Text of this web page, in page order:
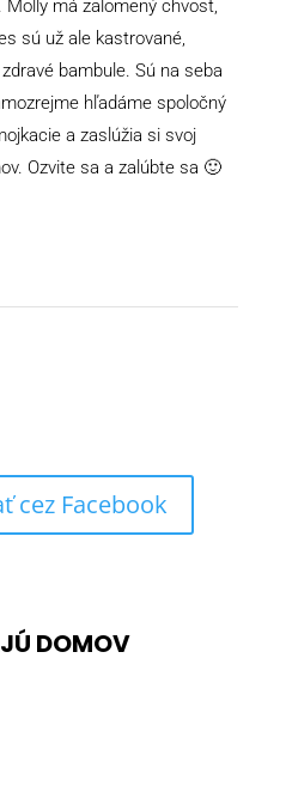
má zalomený chvost,
sú už ale kastrované,
bambule. Sú na seba
hľadáme spoločný
a zaslúžia si svoj
Ozvite sa a zalúbte sa 🙂
cez Facebook
DOMOV